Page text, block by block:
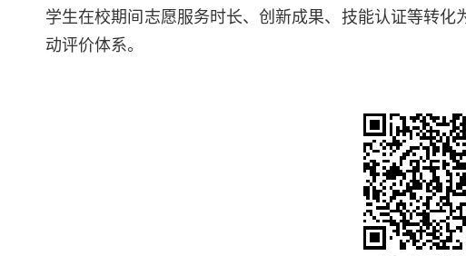
学生在校期间志愿服务时长、创新成果、技能认证等转
动评价体系。